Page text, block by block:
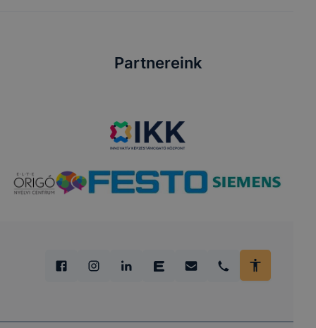
Partnereink